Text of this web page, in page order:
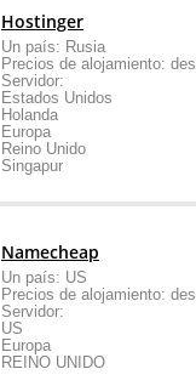
Hostinger
Un país: Rusia
Precios de alojamiento:
Servidor:
Estados Unidos
Holanda
Europa
Reino Unido
Singapur
Namecheap
Un país: US
Precios de alojamiento:
Servidor:
US
Europa
REINO UNIDO